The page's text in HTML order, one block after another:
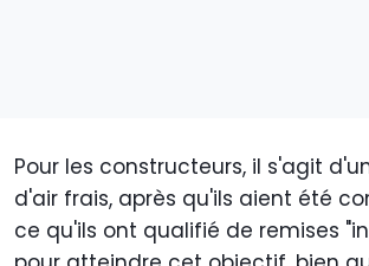
Pour les constructeurs, il s'agit
d'air frais, après qu'ils aient été
ce qu'ils ont qualifié de remises